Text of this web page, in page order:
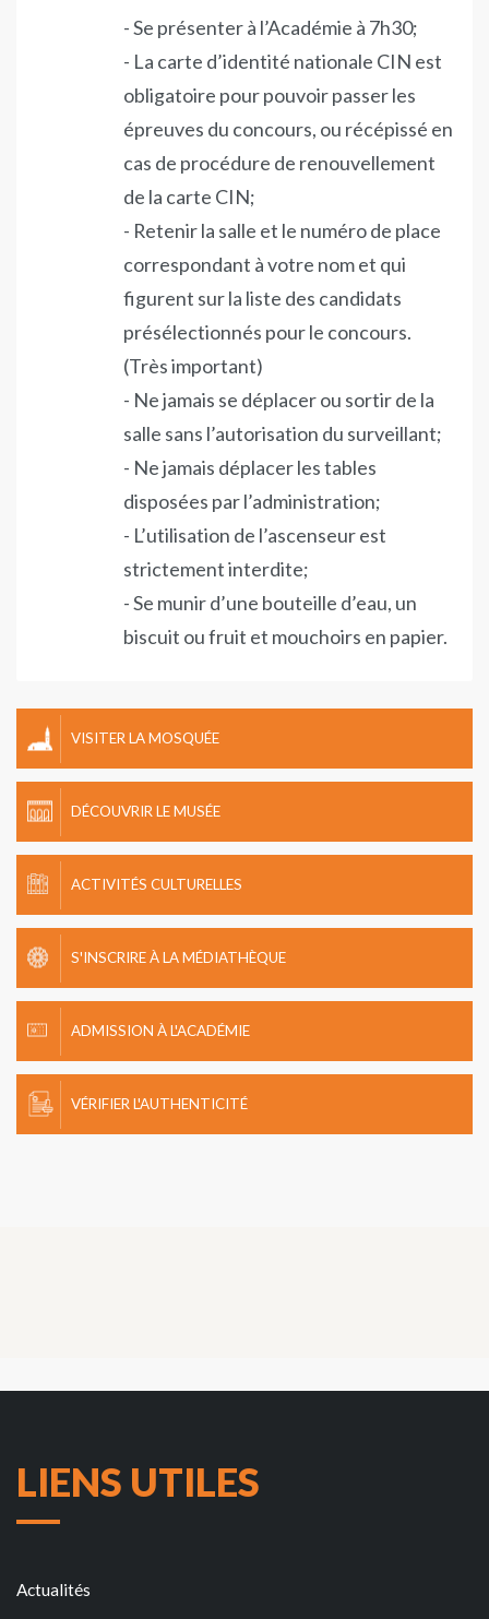
- Se présenter à l’Académie à 7h30;
- La carte d’identité nationale CIN est
obligatoire pour pouvoir passer les
épreuves du concours, ou récépissé en
cas de procédure de renouvellement
de la carte CIN;
- Retenir la salle et le numéro de place
correspondant à votre nom et qui
figurent sur la liste des candidats
présélectionnés pour le concours.
(Très important)
- Ne jamais se déplacer ou sortir de la
salle sans l’autorisation du surveillant;
- Ne jamais déplacer les tables
disposées par l’administration;
- L’utilisation de l’ascenseur est
strictement interdite;
- Se munir d’une bouteille d’eau, un
biscuit ou fruit et mouchoirs en papier.
VISITER LA MOSQUÉE
DÉCOUVRIR LE MUSÉE
ACTIVITÉS CULTURELLES
S'INSCRIRE À LA MÉDIATHÈQUE
ADMISSION À L'ACADÉMIE
VÉRIFIER L'AUTHENTICITÉ
LIENS UTILES
Actualités